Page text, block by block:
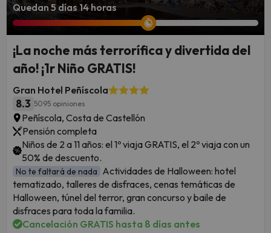
Quedan 5 días 14 horas
¡La noche más terrorífica y divertida del
año! ¡1r Niño GRATIS!
Gran Hotel Peñíscola
8.3 5095 opiniones
Peñíscola, Costa de Castellón
Pensión completa
Niños de 2 a 11 años: el 1º viaja GRATIS, el 2º viaja con un
50% de descuento.
No te faltará de nada Actividades de Halloween: hotel
tematizado, talleres de disfraces, cenas temáticas de
Halloween, túnel del terror, gran concurso y baile de
disfraces para toda la familia.
Cancelación GRATIS hasta 8 días antes